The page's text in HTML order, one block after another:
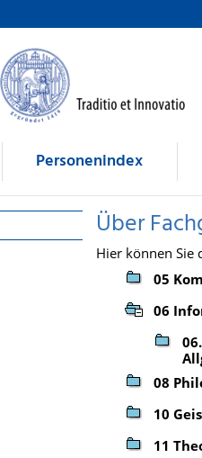
Personenindex
Über
Hier können Sie
05
06
08
10
11